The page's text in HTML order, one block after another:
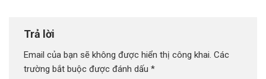
Trả lời
Email của bạn sẽ không được hiển thị công khai. Các
trường bắt buộc được đánh dấu *